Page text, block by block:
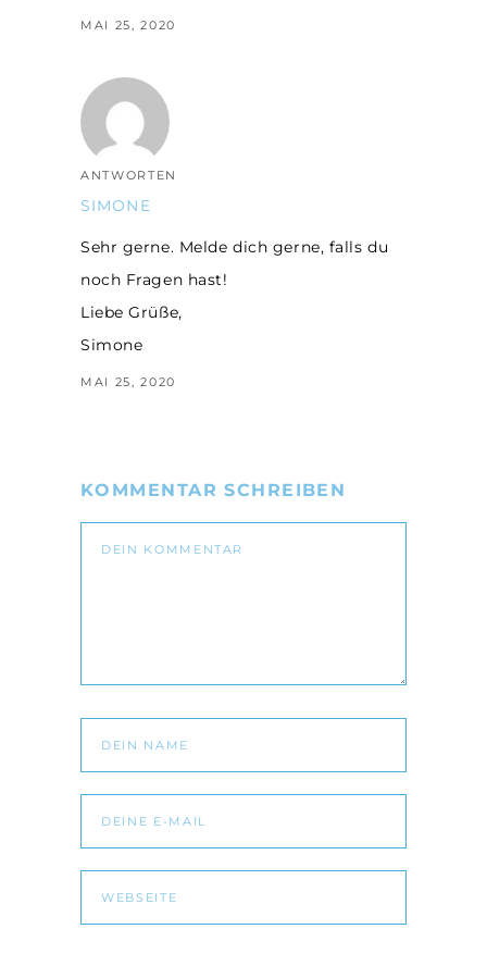
MAI 25, 2020
ANTWORTEN
SIMONE
Sehr gerne. Melde dich gerne, falls du
noch Fragen hast!
Liebe Grüße,
Simone
MAI 25, 2020
KOMMENTAR SCHREIBEN